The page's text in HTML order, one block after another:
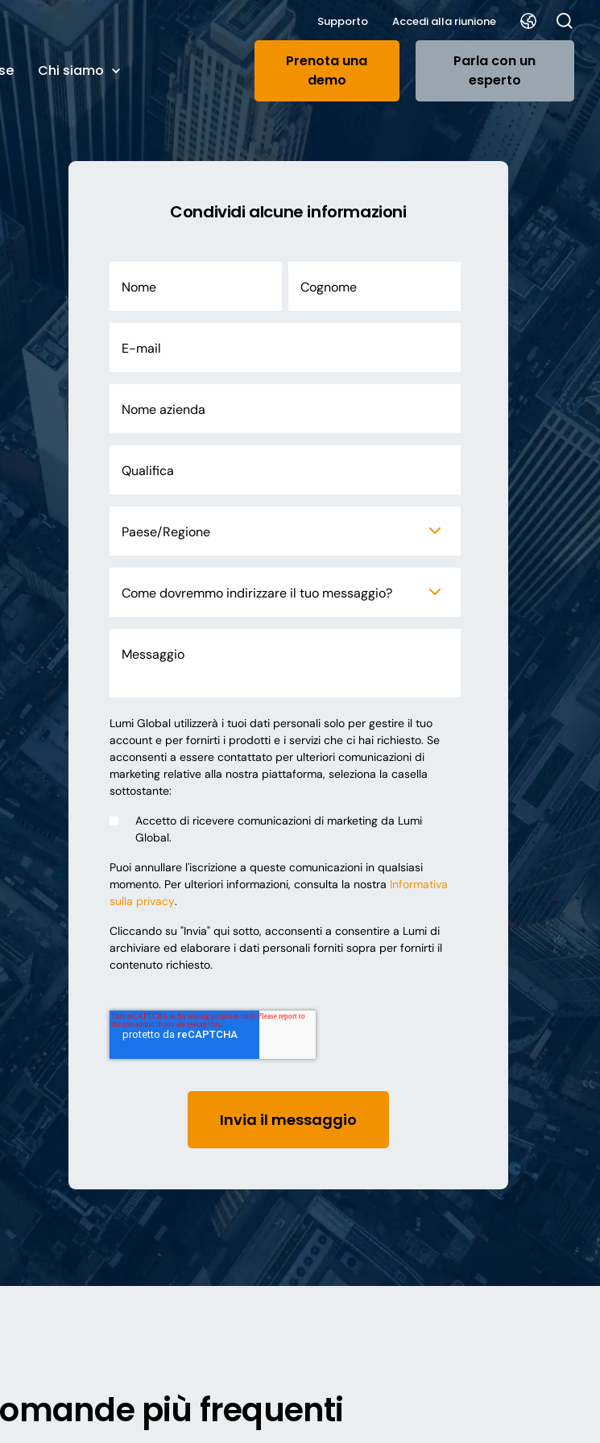
Supporto Accedi alla riunione
Chi siamo
Prenota una
demo
Parla con un
esperto
Condividi alcune informazioni
Lumi Global utilizzerà i tuoi dati personali solo per gestire il tuo
account e per fornirti i prodotti e i servizi che ci hai richiesto. Se
acconsenti a essere contattato per ulteriori comunicazioni di
marketing relative alla nostra piattaforma, seleziona la casella
sottostante:
Accetto di ricevere comunicazioni di marketing da Lumi
Global.
Puoi annullare l'iscrizione a queste comunicazioni in qualsiasi
momento. Per ulteriori informazioni, consulta la nostra Informativa
sulla privacy.
Cliccando su "Invia" qui sotto, acconsenti a consentire a Lumi di
archiviare ed elaborare i dati personali forniti sopra per fornirti il ​​
contenuto richiesto.
più frequenti